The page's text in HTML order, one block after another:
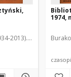
(1932- ). Red.
2013). Red.2
1974,